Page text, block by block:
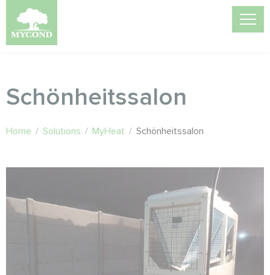
Schönheitssalon
Home / Solutions / MyHeat / Schönheitssalon